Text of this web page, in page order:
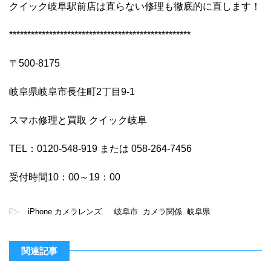
クイック岐阜駅前店は直らない修理も徹底的に直します！
**************************************************
〒500-8175
岐阜県岐阜市長住町2丁目9-1
スマホ修理と買取 クイック岐阜
TEL：0120-548-919 または 058-264-7456
受付時間10：00～19：00
- iPhone カメラレンズ 岐阜市 カメラ関係 岐阜県
関連記事